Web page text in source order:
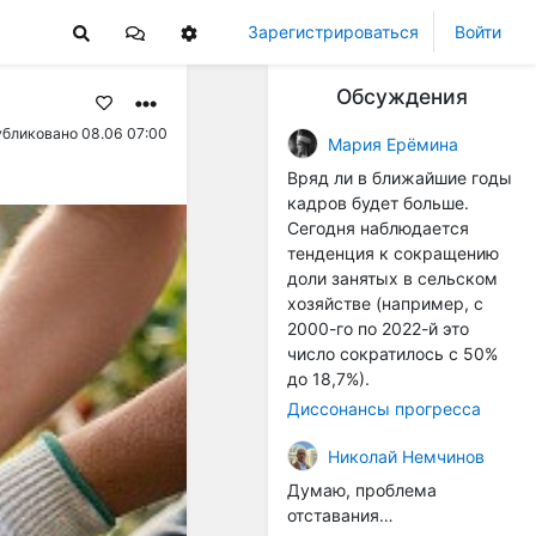
Зарегистрироваться Войти
08.06 07:00
Обсуждения
Мария Ерёмина
Вряд ли в ближайшие годы
кадров будет больше.
Сегодня наблюдается
тенденция к сокращению
доли занятых в сельском
хозяйстве (например, с
2000-го по 2022-й это
число сократилось с 50%
до 18,7%).
Диссонансы прогресса
Николай Немчинов
Думаю, проблема
отставания